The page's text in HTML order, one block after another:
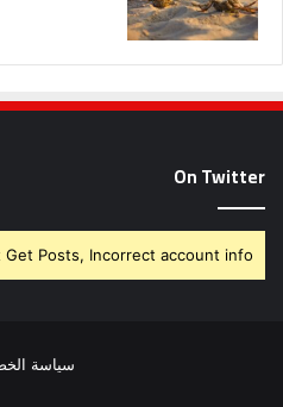
On Twitter
Get Posts, Incorrect account info.
سياسة